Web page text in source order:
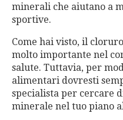
minerali che aiutano a
sportive.
Come hai visto, il
molto importante nel
salute. Tuttavia, per
alimentari dovresti
specialista per cercare
minerale nel tuo piano